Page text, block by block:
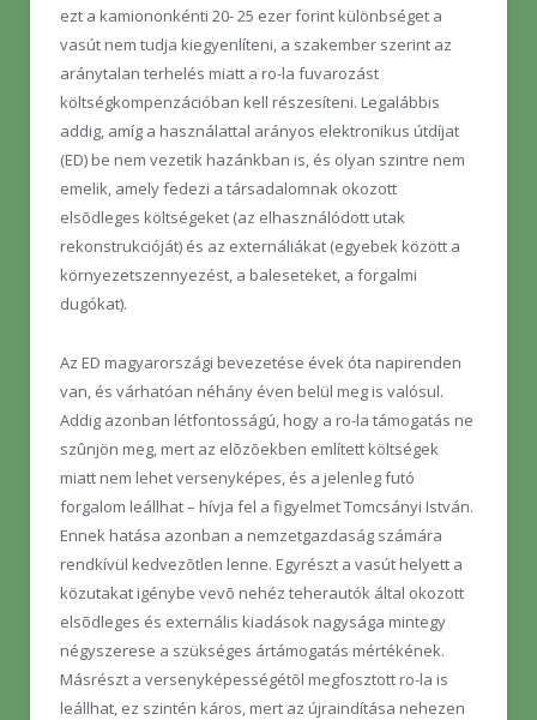
ezt a kamiononkénti 20- 25 ezer forint különbséget a
vasút nem tudja kiegyenlíteni, a szakember szerint az
aránytalan terhelés miatt a ro-la fuvarozást
költségkompenzációban kell részesíteni. Legalábbis
addig, amíg a használattal arányos elektronikus útdíjat
(ED) be nem vezetik hazánkban is, és olyan szintre nem
emelik, amely fedezi a társadalomnak okozott
elsõdleges költségeket (az elhasználódott utak
rekonstrukcióját) és az externáliákat (egyebek között a
környezetszennyezést, a baleseteket, a forgalmi
dugókat).
Az ED magyarországi bevezetése évek óta napirenden
van, és várhatóan néhány éven belül meg is valósul.
Addig azonban létfontosságú, hogy a ro-la támogatás ne
szûnjön meg, mert az elõzõekben említett költségek
miatt nem lehet versenyképes, és a jelenleg futó
forgalom leállhat – hívja fel a figyelmet Tomcsányi István.
Ennek hatása azonban a nemzetgazdaság számára
rendkívül kedvezõtlen lenne. Egyrészt a vasút helyett a
közutakat igénybe vevõ nehéz teherautók által okozott
elsõdleges és externális kiadások nagysága mintegy
négyszerese a szükséges ártámogatás mértékének.
Másrészt a versenyképességétõl megfosztott ro-la is
leállhat, ez szintén káros, mert az újraindítása nehezen